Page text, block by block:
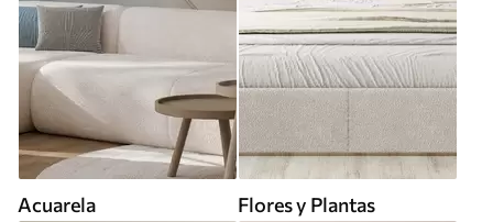
Acuarela Flores y Plantas